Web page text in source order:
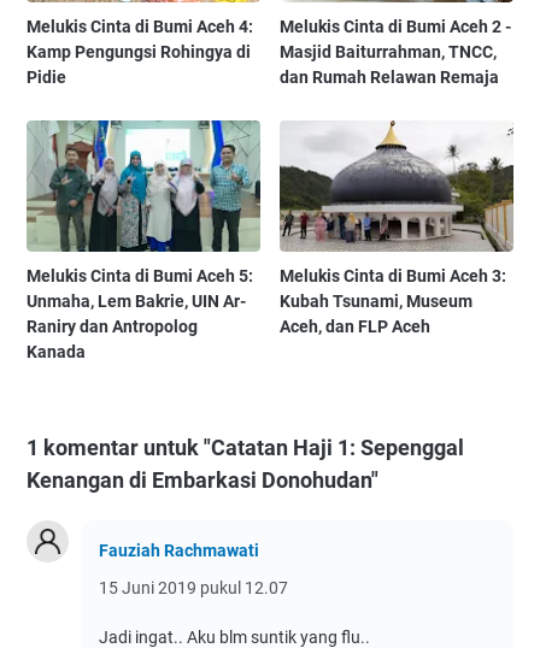
Melukis Cinta di Bumi Aceh 4:
Kamp Pengungsi Rohingya di
Pidie
Melukis Cinta di Bumi Aceh 2 -
Masjid Baiturrahman, TNCC,
dan Rumah Relawan Remaja
Melukis Cinta di Bumi Aceh 5:
Unmaha, Lem Bakrie, UIN Ar-
Raniry dan Antropolog
Kanada
Melukis Cinta di Bumi Aceh 3:
Kubah Tsunami, Museum
Aceh, dan FLP Aceh
1 komentar untuk "Catatan Haji 1: Sepenggal
Kenangan di Embarkasi Donohudan"
Fauziah Rachmawati
15 Juni 2019 pukul 12.07
Jadi ingat.. Aku blm suntik yang flu..